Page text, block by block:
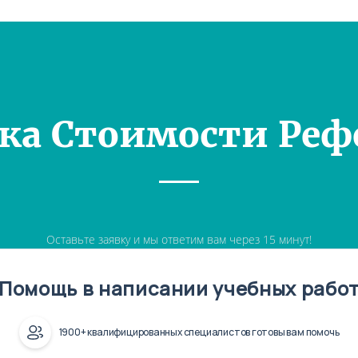
Стоимости
Оставьте заявку и мы ответим вам через 15 минут!
в написании учебных работ
1900+ квалифицированных специалистов готовы вам помочь